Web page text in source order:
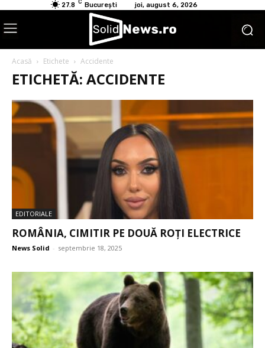
27.8 C București joi, august 6, 2026
Acasă Etichete Accidente
ETICHETĂ: ACCIDENTE
EDITORIALE
ROMÂNIA, CIMITIR PE DOUĂ ROȚI ELECTRICE
News Solid - septembrie 18, 2025